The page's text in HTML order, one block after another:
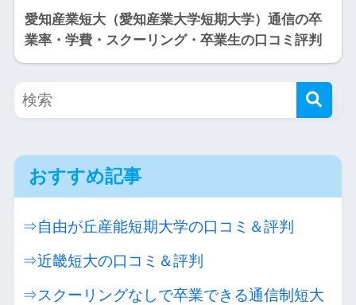
愛知産業短大（愛知産業大学短期大学）通信の卒
業率・学費・スクーリング・卒業生の口コミ評判
おすすめ記事
⇒自由が丘産能短期大学の口コミ＆評判
⇒近畿短大の口コミ＆評判
⇒スクーリングなしで卒業できる通信制短大